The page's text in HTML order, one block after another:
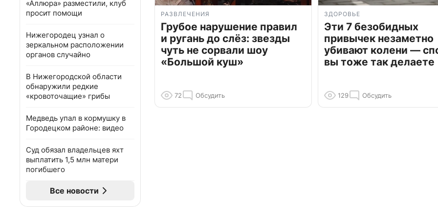
«Аллюра» разместили, клуб
просит помощи
Нижегородец узнал о
зеркальном расположении
органов случайно
В Нижегородской области
обнаружили редкие
«кровоточащие» грибы
Медведь упал в кормушку в
Городецком районе: видео
Суд обязал владельцев яхт
выплатить 1,5 млн матери
погибшего
Все новости
РАЗВЛЕЧЕНИЯ
Грубое нарушение правил
и ругань до слёз: звезды
чуть не сорвали шоу
«Большой куш»
72 Обсудить
ЗДОРОВЬЕ
Эти 7 безобидных
привычек незаметно
убивают колени —
вы тоже так делаете
129 Обсудить